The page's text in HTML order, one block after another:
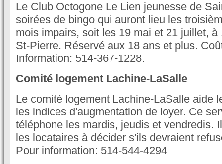
Le Club Octogone Le Lien jeunesse de
soirées de bingo qui auront lieu les
mois impairs, soit les 19 mai et 21 juillet, à
St-Pierre. Réservé aux 18 ans et plus.
Information: 514-367-1228.
Comité logement Lachine-LaSalle
Le comité logement Lachine-LaSalle aide
les indices d'augmentation de loyer. Ce
téléphone les mardis, jeudis et vendredis.
les locataires à décider s'ils devraient
Pour information: 514-544-4294